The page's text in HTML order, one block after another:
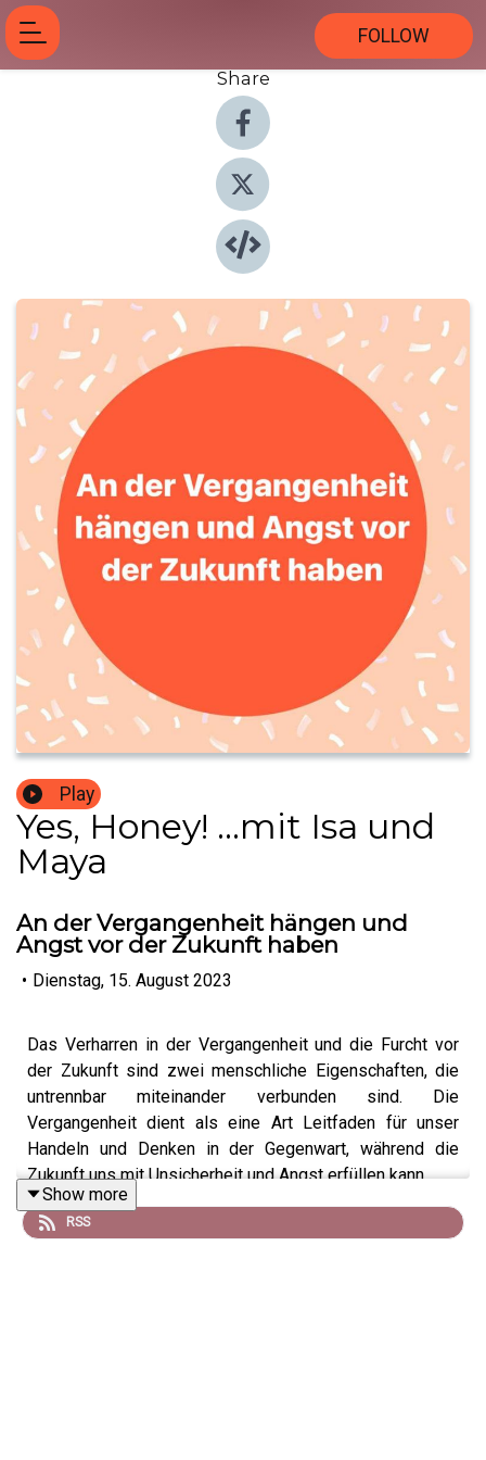
FOLLOW
Share
Play
Yes, Honey! ...mit Isa und
Maya
An der Vergangenheit hängen und
Angst vor der Zukunft haben
• Dienstag, 15. August 2023
Das Verharren in der Vergangenheit und die Furcht vor
der Zukunft sind zwei menschliche Eigenschaften, die
untrennbar miteinander verbunden sind. Die
Vergangenheit dient als eine Art Leitfaden für unser
Handeln und Denken in der Gegenwart, während die
Zukunft uns mit Unsicherheit und Angst erfüllen kann.
Viele Menschen, wie Maya, haben Schwierigkeiten, sich
von der Vergangenheit zu lösen. Sie klammern sich an
Show more
RSS